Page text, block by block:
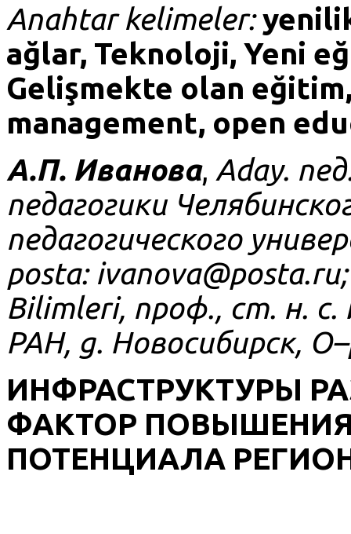
Anahtar kelimeler:
ağlar, Teknoloji, Yeni
Gelişmekte olan
management, open
А.П. Иванова, Aday.
педагогики
педагогического
posta: ivanova@posta.ru
Bilimleri, проф., ст. н.
РАН, g. Новосибирск, O–
ИНФРАСТРУКТУРЫ
ФАКТОР
ПОТЕНЦИАЛА